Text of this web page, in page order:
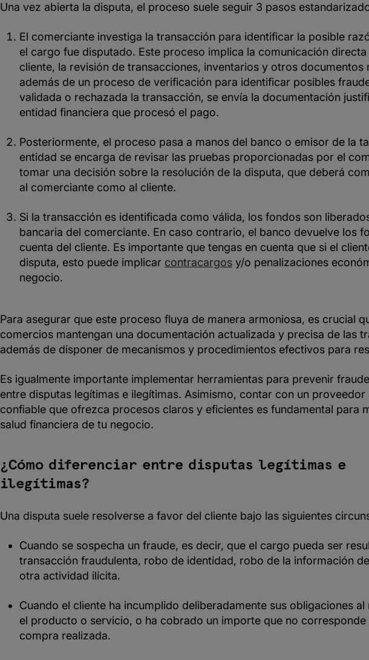
Una vez abierta la disputa, el proceso suele seguir 3 pasos
El comerciante investiga la transacción para identificar la posible
el cargo fue disputado. Este proceso implica la comunicación directa
cliente, la revisión de transacciones, inventarios y otros documentos
además de un proceso de verificación para identificar posibles
validada o rechazada la transacción, se envía la documentación
entidad financiera que procesó el pago.
Posteriormente, el proceso pasa a manos del banco o emisor de la
entidad se encarga de revisar las pruebas proporcionadas por el
tomar una decisión sobre la resolución de la disputa, que deberá
al comerciante como al cliente.
Si la transacción es identificada como válida, los fondos son
bancaria del comerciante. En caso contrario, el banco devuelve los
cuenta del cliente. Es importante que tengas en cuenta que si el
disputa, esto puede implicar contracargosy/o penalizaciones
negocio.
Para asegurar que este proceso fluya de manera armoniosa, es crucial
comercios mantengan una documentación actualizada y precisa de las
además de disponer de mecanismos y procedimientos efectivos para
Es igualmente importante implementar herramientas para prevenir
entre disputas legítimas e ilegítimas. Asimismo, contar con un proveedor
confiable que ofrezca procesos claros y eficientes es fundamental para
salud financiera de tu negocio.
¿Cómo diferenciar entre disputas legítimas e
ilegítimas?
Una disputa suele resolverse a favor del cliente bajo las siguientes
Cuando se sospecha un fraude, es decir, que el cargo pueda ser
transacción fraudulenta, robo de identidad, robo de la información
otra actividad ilícita.
Cuando el cliente ha incumplido deliberadamente sus obligaciones al
el producto o servicio, o ha cobrado un importe que no corresponde
compra realizada.